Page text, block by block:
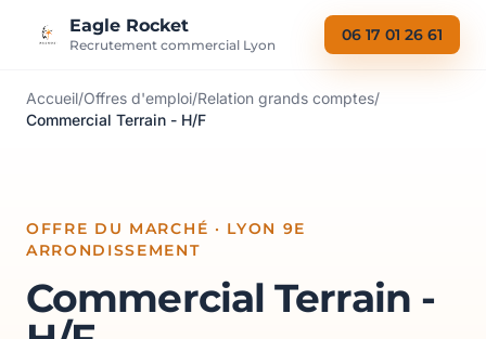
Eagle Rocket
Recrutement commercial Lyon
06 17 01 26 61
Accueil/Offres d'emploi/Relation grands comptes/
Commercial Terrain - H/F
OFFRE DU MARCHÉ · LYON 9E
ARRONDISSEMENT
Commercial Terrain -